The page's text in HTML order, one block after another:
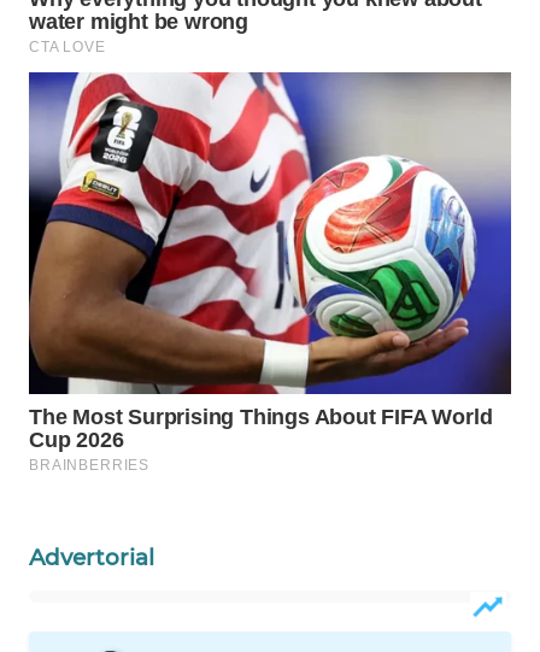
Advertorial
Wahana
Media
Group
WAHANA
NEWS
WAHANA
WAHANA
ADVOKAT
WAHANA
INFRASTRUKTUR